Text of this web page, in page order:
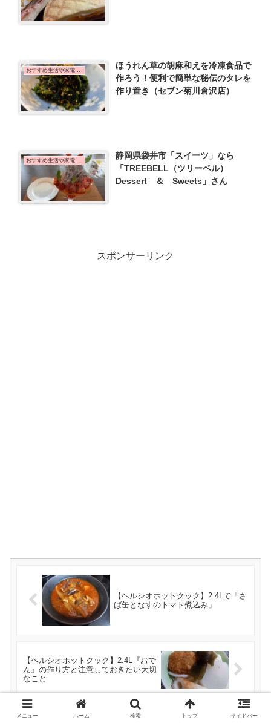
おすすめ生活や家電など
ほうれん草の胡麻和えを冷凍食品で
作ろう！便利で簡単な秘伝のタレを
作り置き（セブン菊川倉沢店）
おすすめ生活や家電など
静岡県袋井市「スイーツ」なら
「TREEBELL（ツリーベル）
Dessert ＆ Sweets」さん
スポンサーリンク
【ヘルシオホットクック】2.4Lで「さ
ば缶となすのトマト煮込み」
【ヘルシオホットクック】2.4L『おで
ん』の作り方と注意しておきたい大切
なこと
メニュー ホーム 検索 トップ サイドバー